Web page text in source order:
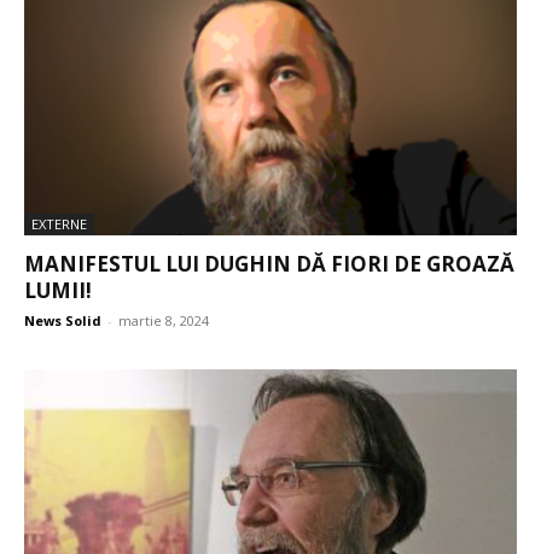
EXTERNE
MANIFESTUL LUI DUGHIN DĂ FIORI DE GROAZĂ
LUMII!
News Solid - martie 8, 2024